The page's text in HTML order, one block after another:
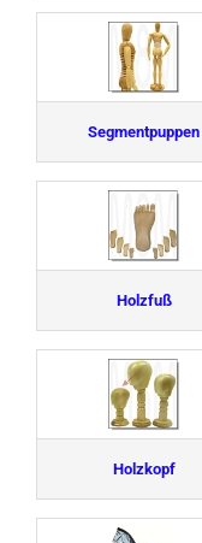
Segmentpuppen
Holzfuß
Holzkopf